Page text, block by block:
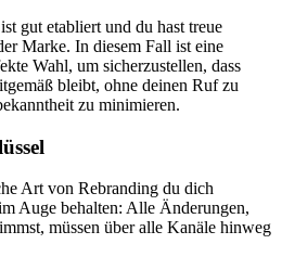
gut etabliert und du hast treue
Marke. In diesem Fall ist eine
Wahl, um sicherzustellen, dass
bleibt, ohne deinen Ruf zu
zu minimieren.
Art von Rebranding du dich
Auge behalten: Alle Änderungen,
müssen über alle Kanäle hinweg